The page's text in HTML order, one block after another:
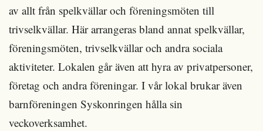
av allt från spelkvällar och föreningsmöten till
trivselkvällar. Här arrangeras bland annat spelkvällar,
föreningsmöten, trivselkvällar och andra sociala
aktiviteter. Lokalen går även att hyra av privatpersoner,
företag och andra föreningar. I vår lokal brukar även
barnföreningen Syskonringen hålla sin
veckoverksamhet.